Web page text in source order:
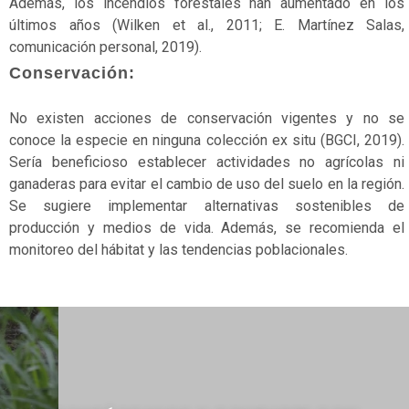
Marinos
Matorrales
aplicable
No
evaluado
No
vascular
Preocupación
menor
Reptiles
últimos años (Wilken et al., 2011; E. Martínez Salas,
comunicación personal, 2019).
Conservación:
No existen acciones de conservación vigentes y no se
conoce la especie en ninguna colección ex situ (BGCI, 2019).
Sería beneficioso establecer actividades no agrícolas ni
ganaderas para evitar el cambio de uso del suelo en la región.
Se sugiere implementar alternativas sostenibles de
producción y medios de vida. Además, se recomienda el
monitoreo del hábitat y las tendencias poblacionales.